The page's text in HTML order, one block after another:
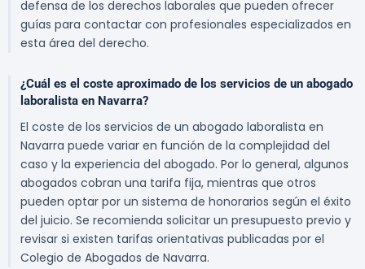
defensa de los derechos laborales que pueden ofrecer
guías para contactar con profesionales especializados en
esta área del derecho.
¿Cuál es el coste aproximado de los servicios de un abogado
laboralista en Navarra?
El coste de los servicios de un abogado laboralista en
Navarra puede variar en función de la complejidad del
caso y la experiencia del abogado. Por lo general, algunos
abogados cobran una tarifa fija, mientras que otros
pueden optar por un sistema de honorarios según el éxito
del juicio. Se recomienda solicitar un presupuesto previo y
revisar si existen tarifas orientativas publicadas por el
Colegio de Abogados de Navarra.